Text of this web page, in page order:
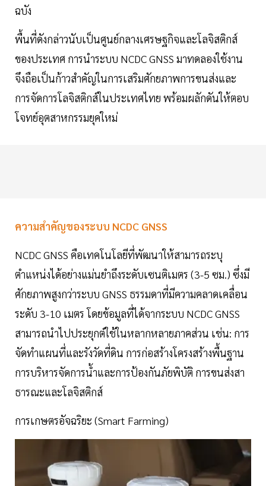
ฉบัง
พื้นที่ดังกล่าวนับเป็นศูนย์กลางเศรษฐกิจและโลจิสติกส์
ของประเทศ การนำระบบ NCDC GNSS มาทดลองใช้งาน
จึงถือเป็นก้าวสำคัญในการเสริมศักยภาพการขนส่งและ
การจัดการโลจิสติกส์ในประเทศไทย พร้อมผลักดันให้ตอบ
โจทย์อุตสาหกรรมยุคใหม่
ความสำคัญของระบบ NCDC GNSS
NCDC GNSS คือเทคโนโลยีที่พัฒนาให้สามารถระบุ
ตำแหน่งได้อย่างแม่นยำถึงระดับเซนติเมตร (3-5 ซม.) ซึ่งมี
ศักยภาพสูงกว่าระบบ GNSS ธรรมดาที่มีความคลาดเคลื่อน
ระดับ 3-10 เมตร โดยข้อมูลที่ได้จากระบบ NCDC GNSS
สามารถนำไปประยุกต์ใช้ในหลากหลายภาคส่วน เช่น: การ
จัดทำแผนที่และรังวัดที่ดิน การก่อสร้างโครงสร้างพื้นฐาน
การบริหารจัดการน้ำและการป้องกันภัยพิบัติ การขนส่งสา
ธารณะและโลจิสติกส์
การเกษตรอัจฉริยะ (Smart Farming)